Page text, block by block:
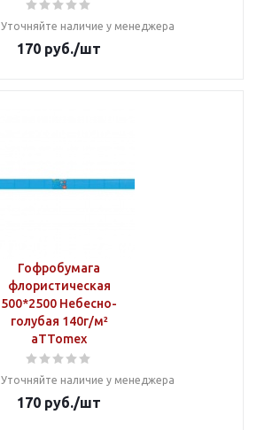
Уточняйте наличие у менеджера
170 руб./шт
Гофробумага
флористическая
500*2500 Небесно-
голубая 140г/м²
aTTomex
Уточняйте наличие у менеджера
170 руб./шт